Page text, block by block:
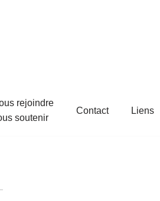
rejoindre
soutenir
Contact Liens